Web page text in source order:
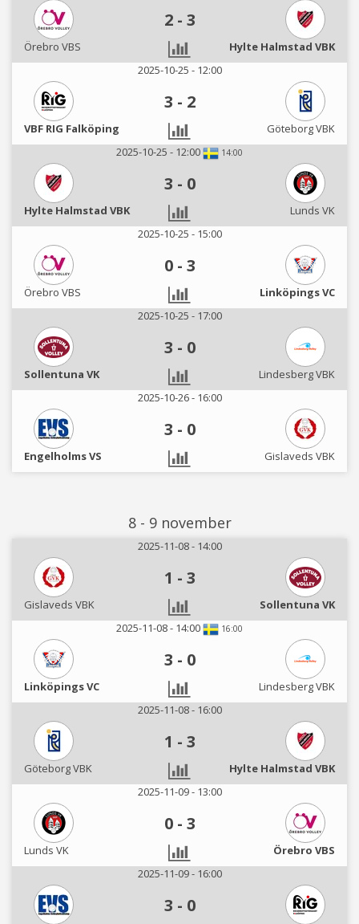
2 - 3
Örebro VBS
Hylte Halmstad VBK
2025-10-25 - 12:00
3 - 2
VBF RIG Falköping
Göteborg VBK
2025-10-25 - 12:00
14:00
3 - 0
Hylte Halmstad VBK
Lunds VK
2025-10-25 - 15:00
0 - 3
Örebro VBS
Linköpings VC
2025-10-25 - 17:00
3 - 0
Sollentuna VK
Lindesberg VBK
2025-10-26 - 16:00
3 - 0
Engelholms VS Gislaveds VBK
8 - 9 november
2025-11-08 - 14:00
1 - 3
Gislaveds VBK
Sollentuna VK
2025-11-08 - 14:00
16:00
3 - 0
Linköpings VC
Lindesberg VBK
2025-11-08 - 16:00
1 - 3
Göteborg VBK
Hylte Halmstad VBK
2025-11-09 - 13:00
0 - 3
Lunds VK
Örebro VBS
2025-11-09 - 16:00
3 - 0